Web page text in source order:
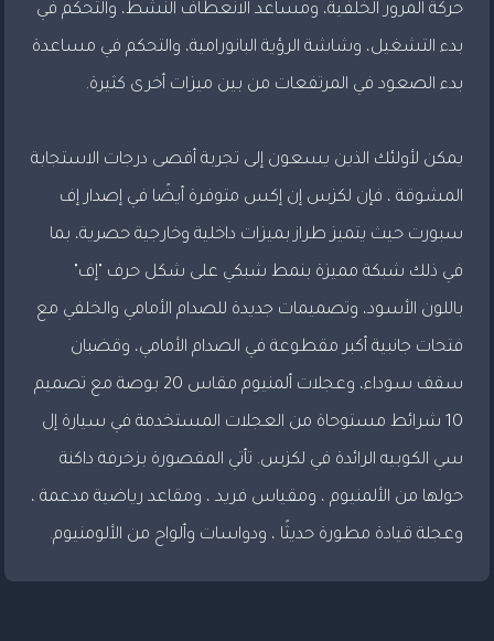
حركة المرور الخلفية، ومساعد الانعطاف النشط، والتحكم في
بدء التشغيل، وشاشة الرؤية البانورامية، والتحكم في مساعدة
بدء الصعود في المرتفعات من بين ميزات أخرى كثيرة.
يمكن لأولئك الذين يسعون إلى تجربة أقصى درجات الاستجابة
المشوقة ، فإن لكزس إن إكس متوفرة أيضًا في إصدار إف
سبورت حيث يتميز طراز بميزات داخلية وخارجية حصرية، بما
في ذلك شبكة مميزة بنمط شبكي على شكل حرف "إف"
باللون الأسود، وتصميمات جديدة للصدام الأمامي والخلفي مع
فتحات جانبية أكبر مقطوعة في الصدام الأمامي، وقضبان
سقف سوداء، وعجلات ألمنيوم مقاس 20 بوصة مع تصميم
10 شرائط مستوحاة من العجلات المستخدمة في سيارة إل
سي الكوبيه الرائدة في لكزس. تأتي المقصورة بزخرفة داكنة
حولها من الألمنيوم ، ومقياس فريد ، ومقاعد رياضية مدعمة ،
وعجلة قيادة مطورة حديثًا ، ودواسات وألواح من الألومنيوم.